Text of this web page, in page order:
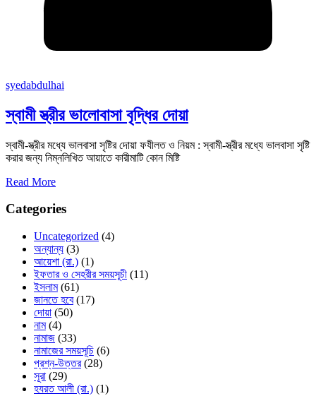
syedabdulhai
স্বামী স্ত্রীর ভালোবাসা বৃদ্ধির দোয়া
স্বামী-স্ত্রীর মধ্যে ভালবাসা সৃষ্টির দোয়া ফযীলত ও নিয়ম : স্বামী-স্ত্রীর মধ্যে ভালবাসা সৃষ্টি
করার জন্য নিম্নলিখিত আয়াতে কারীমাটি কোন মিষ্টি
Read More
Categories
Uncategorized (4)
অন্যান্য (3)
আয়েশা (রা.) (1)
ইফতার ও সেহরীর সময়সূচী (11)
ইসলাম(61)
জানতে হবে(17)
দোয়া (50)
নাম(4)
নামাজ (33)
নামাজের সময়সূচি (6)
প্রশ্ন-উত্তর(28)
সূরা (29)
হযরত আলী (রা.) (1)